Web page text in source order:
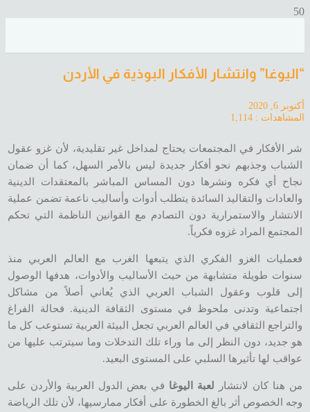
“اليوغا” وانتشار الأفكار البوذية في الأردن
أكتوبر 6, 2020
المشاهدات : 1,114
شر الأفكار في المجتمعات يحتاج لمداخل غير تقليدية، لأن غزو عقول
الشباب وجذبهم نحو أفكار جديدة ليس بالأمر السهل، كما أن ضمان
نجاح أي فكره ونشرها دون المساس المباشر بالمعتقدات الدينية
والعادات والتقاليد السائدة يتطلب أدوات وأساليب ناعمة تضمن عملية
الانتشار والاستمرارية دون التصادم مع القوانين الناظمة التي تحكم
المجتمع المراد غزوه فكرياً.
فعمليات الغزو الفكري الذي يتبعها الغرب مع العالم العربي منذ
سنوات طويلة متشابهة من حيث الأساليب والأدوات، هدفها الوصول
إلى قلوب وعقول الشباب العربي الذي يُعاني أصلاً من مشاكل
اجتماعية وتدنى ملحوظ في مستوى الثقافة الدينية. فحالة الفراغ
والتراجع الثقافي في العالم العربي تجعل البيئة العربية تستوعب كل ما
هو جديد، دون النظر إلى ما وراء تلك التدخلات وما سيترتب عليها من
عواقب لها تأثيرها السلبي على المستوى البعيد.
من هنا كان لانتشار لعبة اليوغا في بعض الدول العربية والأردن على
وجه الخصوص أثر بالغ الخطورة على أفكار ممارسيها، لأن تلك الرياضة